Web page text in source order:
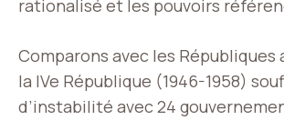
rationalisé et les pouvoirs
Comparons avec les Républiques
la IVe République (1946-1958)
d’instabilité avec 24